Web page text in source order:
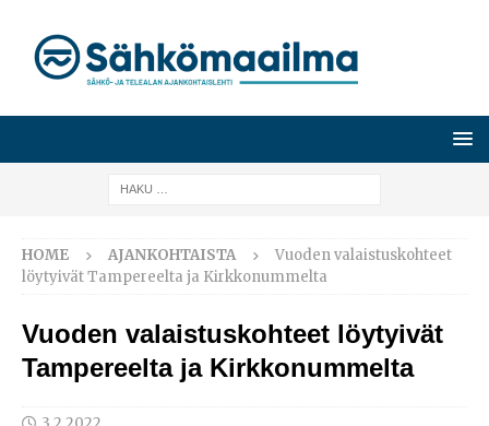
HOME AJANKOHTAISTA
Vuoden valaistuskohteet
löytyivät Tampereelta ja Kirkkonummelta
Vuoden valaistuskohteet löytyivät
Tampereelta ja Kirkkonummelta